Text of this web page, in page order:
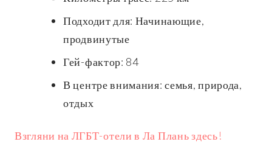
Подходит для: Начинающие,
продвинутые
Гей-фактор: 84
В центре внимания: семья, природа,
отдых
Взгляни на ЛГБТ-отели в Ла Плань здесь!